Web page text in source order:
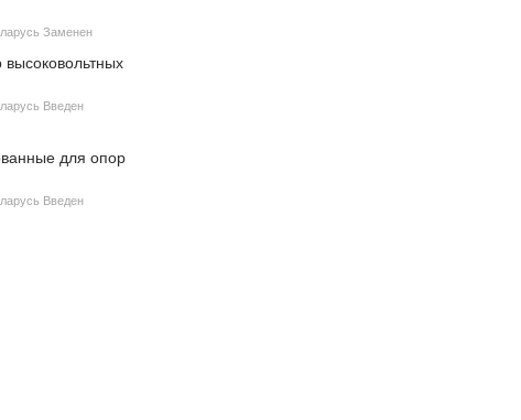
Заменен
Введен
для опор
Введен